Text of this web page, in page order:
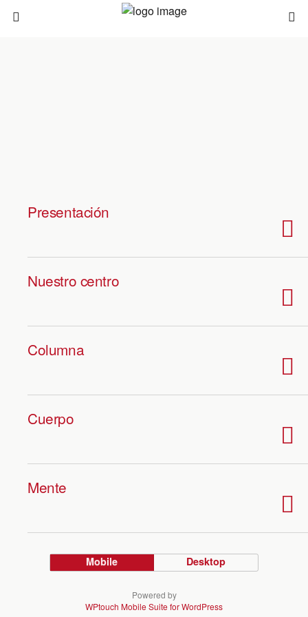
Presentación
Nuestro centro
Columna
Cuerpo
Mente
Mobile Desktop
Powered by
WPtouch Mobile Suite for WordPress